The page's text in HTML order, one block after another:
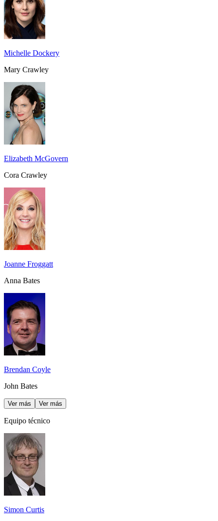
Michelle Dockery
Mary Crawley
Elizabeth McGovern
Cora Crawley
Joanne Froggatt
Anna Bates
Brendan Coyle
John Bates
Ver más Ver más
Equipo técnico
Simon Curtis